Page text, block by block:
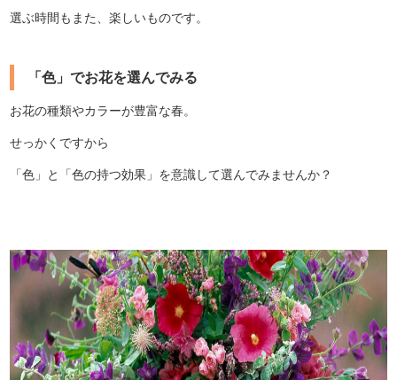
選ぶ時間もまた、楽しいものです。
「色」でお花を選んでみる
お花の種類やカラーが豊富な春。
せっかくですから
「色」と「色の持つ効果」を意識して選んでみませんか？